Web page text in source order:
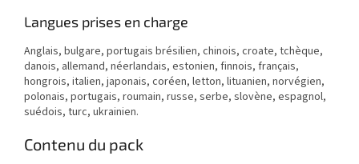
Langues prises en charge
Anglais, bulgare, portugais brésilien, chinois, croate, tchèque,
danois, allemand, néerlandais, estonien, finnois, français,
hongrois, italien, japonais, coréen, letton, lituanien, norvégien,
polonais, portugais, roumain, russe, serbe, slovène, espagnol,
suédois, turc, ukrainien.
Contenu du pack